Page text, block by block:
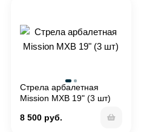
Стрела арбалетная
Mission MXB 19" (3 шт)
8 500 руб.